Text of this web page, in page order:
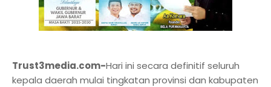
Trust3media.com-Hari ini secara definitif seluruh
kepala daerah mulai tingkatan provinsi dan kabupaten